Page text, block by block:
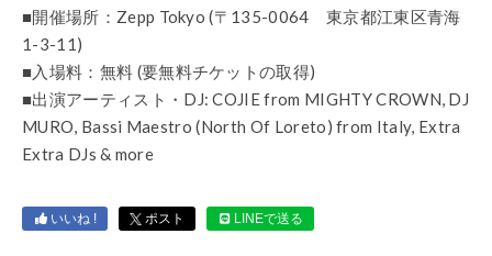
■開催場所：Zepp Tokyo (〒135-0064 東京都江東区青海
1-3-11)
■入場料：無料 (要無料チケットの取得)
■出演アーティスト・DJ: COJIE from MIGHTY CROWN, DJ
MURO, Bassi Maestro (North Of Loreto) from Italy, Extra
Extra DJs & more
いいね ! ポスト LINEで送る